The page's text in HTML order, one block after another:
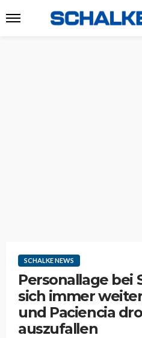
SCHALKE NEWS
Personallage bei
sich immer
und Paciencia
auszufallen